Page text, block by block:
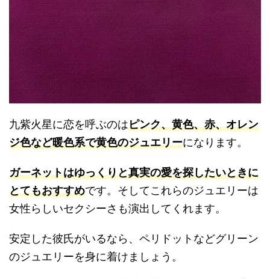
九紫火星に恋を呼ぶのはピンク、黄色、赤、オレン
ジ色など暖色系で黄色のジュエリーになります。
ガーネットはゆっくりと真実の愛を探したいときに
とてもおすすめです。そしてこれらのジュエリーは
女性らしいセクシーさも演出してくれます。
安定した彼氏がいるなら、ペリドットなどグリーン
のジュエリーを身に着けましょう。